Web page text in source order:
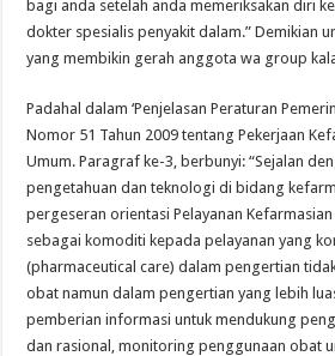
bagi anda setelah anda memeriksakan diri
dokter spesialis penyakit dalam.” Demikian
yang membikin gerah anggota wa group
Padahal dalam ‘Penjelasan Peraturan
Nomor 51 Tahun 2009 tentang Pekerjaan
Umum. Paragraf ke-3, berbunyi: “Sejalan
pengetahuan dan teknologi di bidang
pergeseran orientasi Pelayanan
sebagai komoditi kepada pelayanan yang
(pharmaceutical care) dalam pengertian
obat namun dalam pengertian yang lebih
pemberian informasi untuk mendukung
dan rasional, monitoring penggunaan obat